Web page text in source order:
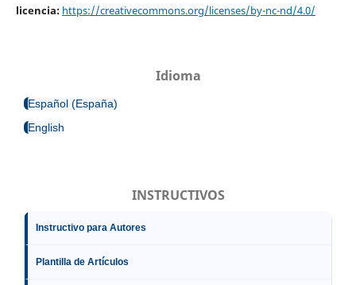
licencia: https://creativecommons.org/licenses/by-nc-nd/4.0/
Idioma
Español (España)
English
INSTRUCTIVOS
Instructivo para Autores
Plantilla de Artículos